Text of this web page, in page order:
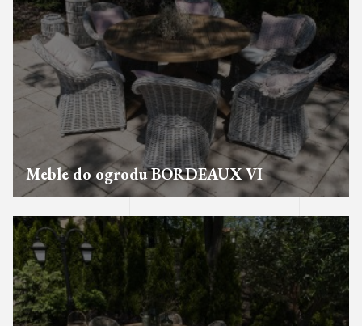
Meble do ogrodu BORDEAUX VI